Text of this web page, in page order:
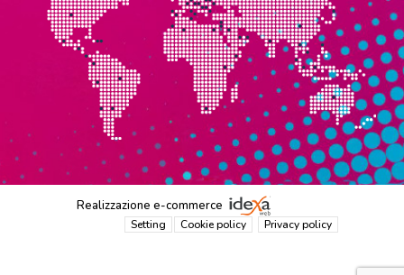
Realizzazione e-commerce
Setting Cookie policy Privacy policy